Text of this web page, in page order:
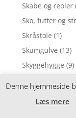
Skabe og reoler
Sko, futter og
Skråstole (1)
Skumgulve (13)
Skyggehygge (9)
Denne hjemmeside
Læs mere